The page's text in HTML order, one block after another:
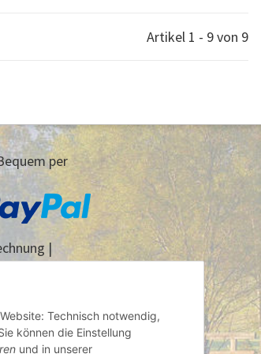
Technisch notwendig,
können die Einstellung
und in unserer
Artikel 1 - 9 von 9
per
|